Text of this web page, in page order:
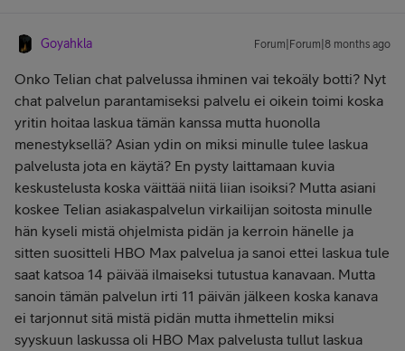
Goyahkla Forum|Forum|8 months ago
Onko Telian chat palvelussa ihminen vai tekoäly botti? Nyt
chat palvelun parantamiseksi palvelu ei oikein toimi koska
yritin hoitaa laskua tämän kanssa mutta huonolla
menestyksellä? Asian ydin on miksi minulle tulee laskua
palvelusta jota en käytä? En pysty laittamaan kuvia
keskustelusta koska väittää niitä liian isoiksi? Mutta asiani
koskee Telian asiakaspalvelun virkailijan soitosta minulle
hän kyseli mistä ohjelmista pidän ja kerroin hänelle ja
sitten suositteli HBO Max palvelua ja sanoi ettei laskua tule
saat katsoa 14 päivää ilmaiseksi tutustua kanavaan. Mutta
sanoin tämän palvelun irti 11 päivän jälkeen koska kanava
ei tarjonnut sitä mistä pidän mutta ihmettelin miksi
syyskuun laskussa oli HBO Max palvelusta tullut laskua